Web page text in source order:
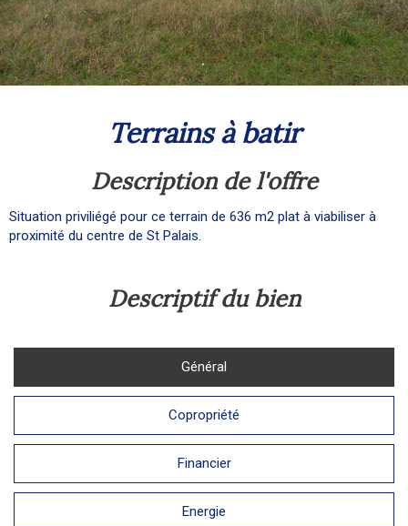
terrains à batir
description de l'offre
Situation priviliégé pour ce terrain de 636 m2 plat à viabiliser à
proximité du centre de St Palais.
descriptif du bien
Général
Copropriété
Financier
Energie